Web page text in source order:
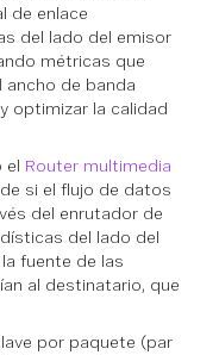
de enlace
del lado del emisor
métricas que
ancho de banda
optimizar la calidad
el Router multimedia
si el flujo de datos
del enrutador de
del lado del
fuente de las
al destinatario, que
por paquete (par